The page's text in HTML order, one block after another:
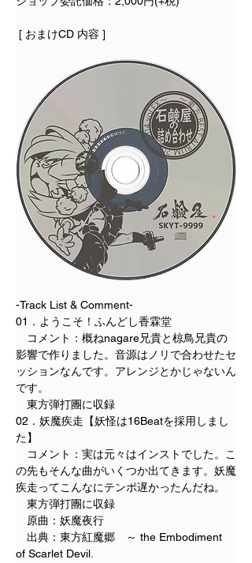
[ おまけCD 内容 ]
-Track List & Comment-
01．ようこそ！ふんどし香霖堂
コメント：概ねnagare兄貴と椋鳥兄貴の
影響で作りました。音源はノリで合わせたセ
ッションなんです。アレンジとかじゃないん
です。
東方弾打團に収録
02．妖魔疾走【妖怪は16Beatを採用しまし
た】
コメント：実は元々はインストでした。こ
の先もそんな曲がいくつか出てきます。妖魔
疾走ってこんなにテンポ遅かったんだね。
東方弾打團に収録
原曲：妖魔夜行
出典：東方紅魔郷　～ the Embodiment
of Scarlet Devil.